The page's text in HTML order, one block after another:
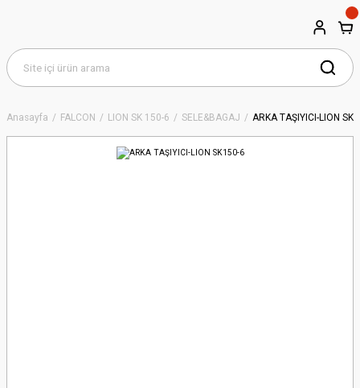
Anasayfa FALCON LION SK 150-6 SELE&BAGAJ ARKA TAŞIYICI-LION